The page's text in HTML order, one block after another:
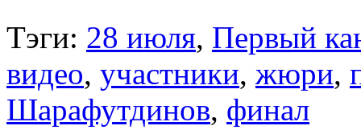
Тэги: 28 июля, Первый
видео, участники, жюри,
Шарафутдинов, финал